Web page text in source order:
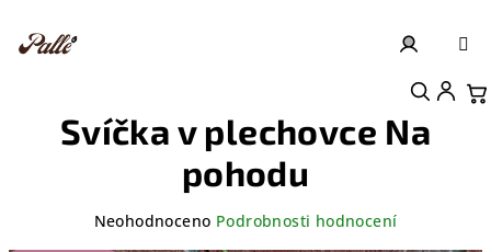
obsah
Přihlášení
Svíčka v plechovce Na
pohodu
Neohodnoceno Podrobnosti hodnocení